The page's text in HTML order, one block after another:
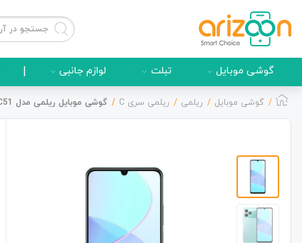
گوشی موبایل
لوازم جانبی
گوشی موبایل تبلت لوازم جانبی
گوشی موبایل ریلمی ریلمی سری C گوشی موبایل ریلمی مدل C51 دو سیم کارت ظرفیت 128/4 گیگابایت